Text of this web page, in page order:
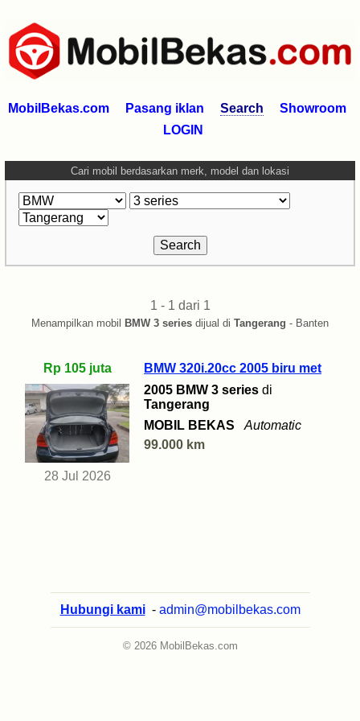
MobilBekas.com Pasang iklan Search
Showroom
LOGIN
Cari mobil berdasarkan merk, model dan lokasi
1 - 1 dari 1
Menampilkan mobil BMW 3 series dijual di Tangerang - Banten
Rp 105 juta
28 Jul 2026
BMW 320i.20cc 2005 biru met
2005 BMW 3 series di
Tangerang
MOBIL BEKAS
Automatic
99.000 km
Hubungi kami - admin@mobilbekas.com
© 2026 MobilBekas.com